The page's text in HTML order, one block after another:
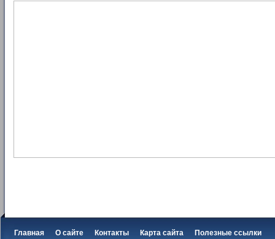
Главная О сайте Контакты Карта сайта
Полезные ссылки